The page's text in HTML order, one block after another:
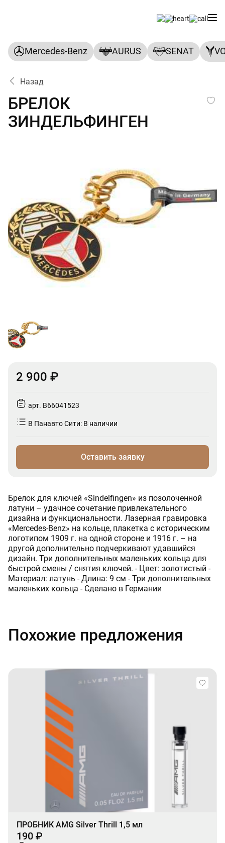
Mercedes-Benz AURUS SENAT
Назад
БРЕЛОК ЗИНДЕЛЬФИНГЕН
БРЕЛОК
ЗИНДЕЛЬФИНГЕН
2 900 ₽
арт. B66041523
В Панавто Сити: В наличии
Оставить заявку
Брелок для ключей «Sindelfingen» из позолоченной
латуни – удачное сочетание привлекательного
дизайна и функциональности. Лазерная гравировка
«Mercedes-Benz» на кольце, плакетка с историческим
логотипом 1909 г. на одной стороне и 1916 г. – на
другой дополнительно подчеркивают удавшийся
дизайн. Три дополнительных маленьких кольца для
быстрой смены / снятия ключей. - Цвет: золотистый -
Материал: латунь - Длина: 9 см - Три дополнительных
маленьких кольца - Сделано в Германии
Похожие предложения
ПРОБНИК AMG Silver Thrill 1,5 мл
190 ₽